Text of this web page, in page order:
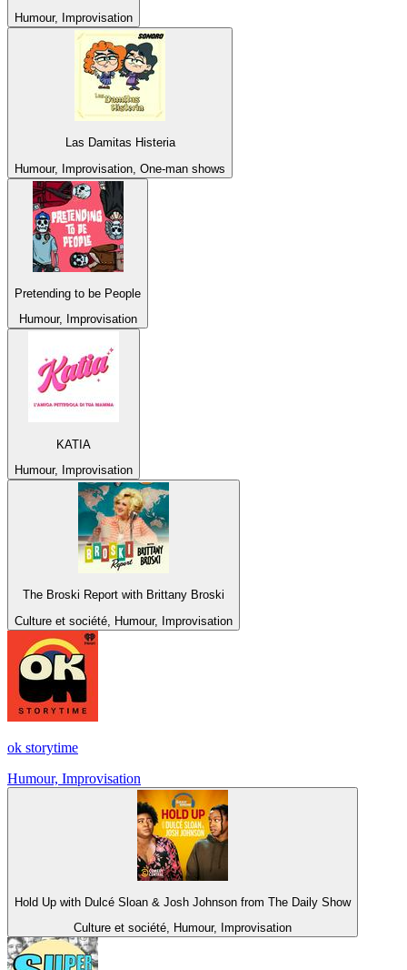
Humour, Improvisation
Las Damitas Histeria
Humour, Improvisation, One-man shows
Pretending to be People
Humour, Improvisation
KATIA
Humour, Improvisation
The Broski Report with Brittany Broski
Culture et société, Humour, Improvisation
ok storytime
Humour, Improvisation
Hold Up with Dulcé Sloan & Josh Johnson from The Daily Show
Culture et société, Humour, Improvisation